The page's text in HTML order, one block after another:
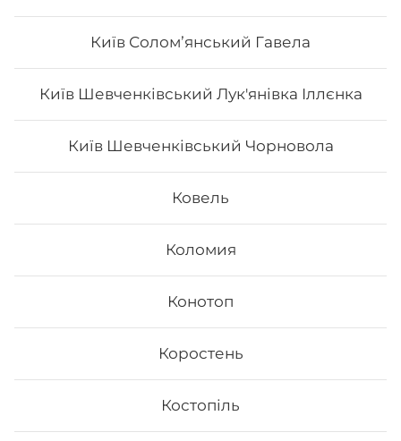
Київ Соломʼянський Гавела
Київ Шевченківський Лук'янівка Іллєнка
Київ Шевченківський Чорновола
Ковель
Коломия
Конотоп
Коростень
Костопіль
778₴
- Філадельфія з лососем - Філадельфія з тунцем -